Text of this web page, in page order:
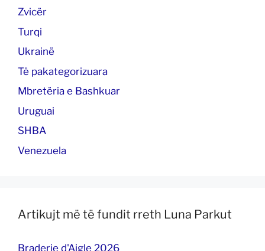
Zvicër
Turqi
Ukrainë
Të pakategorizuara
Mbretëria e Bashkuar
Uruguai
SHBA
Venezuela
Artikujt më të fundit rreth Luna Parkut
Braderie d'Aigle 2026